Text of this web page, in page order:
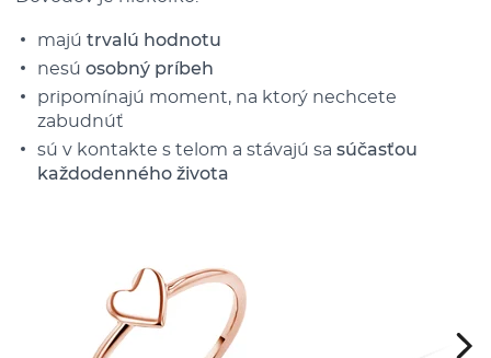
majú trvalú hodnotu
nesú osobný príbeh
pripomínajú moment, na ktorý nechcete
zabudnúť
sú v kontakte s telom a stávajú sa súčasťou
každodenného života